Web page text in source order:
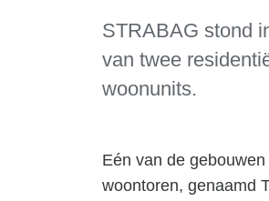
STRABAG stond
van twee
woonunits.
Eén van de
woontoren, genaamd